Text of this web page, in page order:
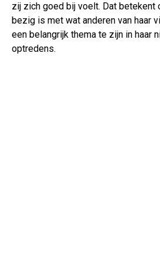
zij zich goed bij voelt. Dat betekent
bezig is met wat anderen van haar
een belangrijk thema te zijn in haar
optredens.